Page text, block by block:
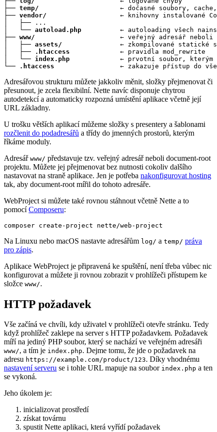
├── temp/
← dočasné soubory,
├── vendor/
← knihovny instalované
│   ├── ...
│   └── autoload.php
← autoloading všech
├── www/
← veřejný adresář neboli
│   ├── assets/
← zkompilované statické
│   ├──
.htaccess
             ← pravidla mod_rewrite
│   └── index.php
← prvotní soubor, kterým
└──
.htaccess
← zakazuje přístup do
Adresářovou strukturu můžete jakkoliv měnit, složky přejmenovat či
přesunout, je zcela flexibilní. Nette navíc disponuje chytrou
autodetekcí a automaticky rozpozná umístění aplikace včetně její
URL základny.
U trošku větších aplikací můžeme složky s presentery a šablonami
rozčlenit do podadresářů a třídy do jmenných prostorů, kterým
říkáme moduly.
Adresář www/ představuje tzv. veřejný adresář neboli document-root
projektu. Můžete jej přejmenovat bez nutnosti cokoliv dalšího
nastavovat na straně aplikace. Jen je potřeba nakonfigurovat hosting
tak, aby document-root mířil do tohoto adresáře.
WebProject si můžete také rovnou stáhnout včetně Nette a to
pomocíComposeru:
Na Linuxu nebo macOS nastavte adresářům log/ a temp/ práva
pro zápis.
Aplikace WebProject je připravená ke spuštění, není třeba vůbec nic
konfigurovat a můžete ji rovnou zobrazit v prohlížeči přístupem ke
složce www/.
HTTP požadavek
Vše začíná ve chvíli, kdy uživatel v prohlížeči otevře stránku. Tedy
když prohlížeč zaklepe na server s HTTP požadavkem. Požadavek
míří na jediný PHP soubor, který se nachází ve veřejném adresáři
www/, a tím je index.php. Dejme tomu, že jde o požadavek na
adresu https://example.com/product/123. Díky vhodnému
nastavení serveru se i tohle URL mapuje na soubor index.php a ten
se vykoná.
Jeho úkolem je:
inicializovat prostředí
získat továrnu
spustit Nette aplikaci, která vyřídí požadavek